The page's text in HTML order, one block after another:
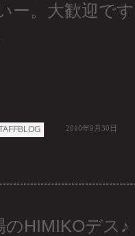
ー。大歓迎で
2010年9月30日
HIMIKOデス♪